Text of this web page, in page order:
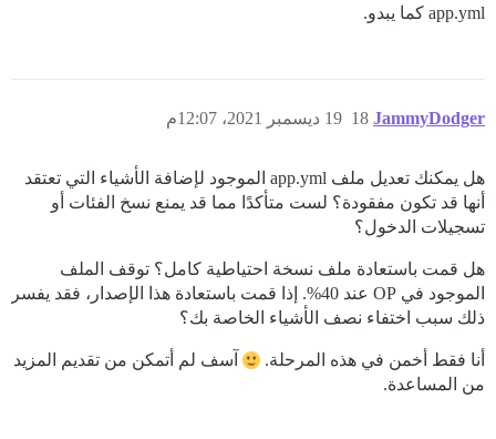
app.yml كما يبدو.
JammyDodger 19 ديسمبر 2021، 12:07م 18
هل يمكنك تعديل ملف app.yml الموجود لإضافة الأشياء التي تعتقد
أنها قد تكون مفقودة؟ لست متأكدًا مما قد يمنع نسخ الفئات أو
تسجيلات الدخول؟
هل قمت باستعادة ملف نسخة احتياطية كامل؟ توقف الملف
الموجود في OP عند 40%. إذا قمت باستعادة هذا الإصدار، فقد يفسر
ذلك سبب اختفاء نصف الأشياء الخاصة بك؟
أنا فقط أخمن في هذه المرحلة.
آسف لم أتمكن من تقديم المزيد
من المساعدة.